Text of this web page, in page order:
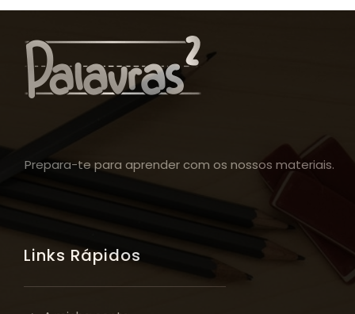
Prepara-te para aprender com os nossos materiais.
Links Rápidos